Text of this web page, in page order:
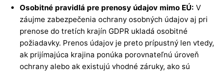
Osobitné pravidlá pre prenosy údajov mimo EÚ: V
záujme zabezpečenia ochrany osobných údajov aj pri
prenose do tretích krajín GDPR ukladá osobitné
požiadavky. Prenos údajov je preto prípustný len vtedy,
ak prijímajúca krajina ponúka porovnateľnú úroveň
ochrany alebo ak existujú vhodné záruky, ako sú